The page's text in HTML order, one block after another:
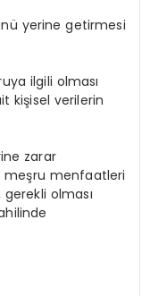
yerine getirmesi
ilgili olması
kişisel verilerin
zarar
meşru menfaatleri
olması